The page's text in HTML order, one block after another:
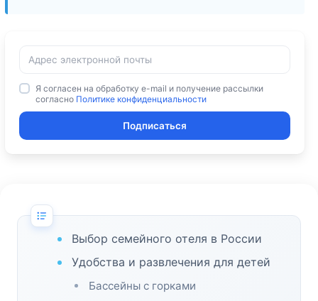
Я согласен на обработку e-mail и получение рассылки
согласно Политике конфиденциальности
Подписаться
Выбор семейного отеля в России
Удобства и развлечения для детей
Бассейны с горками